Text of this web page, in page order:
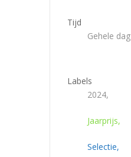
Tijd
Gehele dag
Labels
2024,
Jaarprijs,
Selectie,